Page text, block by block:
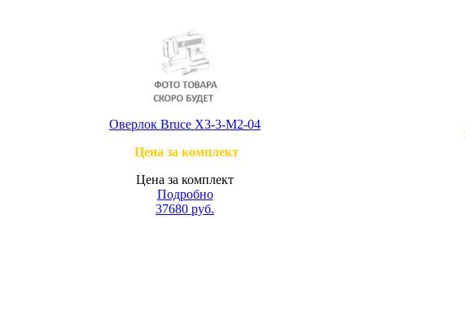
Оверлок Bruce X3-3-M2-04
Цена за комплект
Цена за комплект
Подробно
37680 руб.